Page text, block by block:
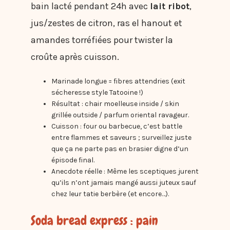
bain lacté pendant 24h avec lait ribot,
jus/zestes de citron, ras el hanout et
amandes torréfiées pour twister la
croûte après cuisson.
Marinade longue = fibres attendries (exit
sécheresse style Tatooine !)
Résultat : chair moelleuse inside / skin
grillée outside / parfum oriental ravageur.
Cuisson : four ou barbecue, c’est battle
entre flammes et saveurs ; surveillez juste
que ça ne parte pas en brasier digne d’un
épisode final.
Anecdote réelle : Même les sceptiques jurent
qu’ils n’ont jamais mangé aussi juteux sauf
chez leur tatie berbère (et encore…).
Soda bread express : pain